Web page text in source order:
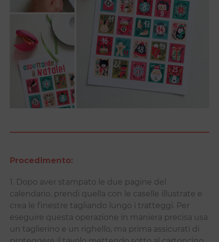
Procedimento:
1. Dopo aver stampato le due pagine del
calendario, prendi quella con le caselle illustrate e
crea le finestre tagliando lungo i tratteggi. Per
eseguire questa operazione in maniera precisa usa
un taglierino e un righello, ma prima assicurati di